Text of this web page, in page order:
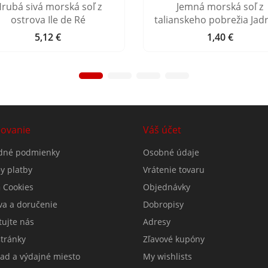
sivá morská soľ z
ostrova Ile de Ré
Cena
5,12 €
Jemná morská soľ z
talianskeho pobrežia
Cena
1,40 €
podmienky
platby
Cookies
a doručenie
nás
a výdajné miesto
Váš účet
Osobné údaje
Vrátenie tovaru
Objednávky
Dobropisy
Adresy
Zľavové kupóny
My wishlists